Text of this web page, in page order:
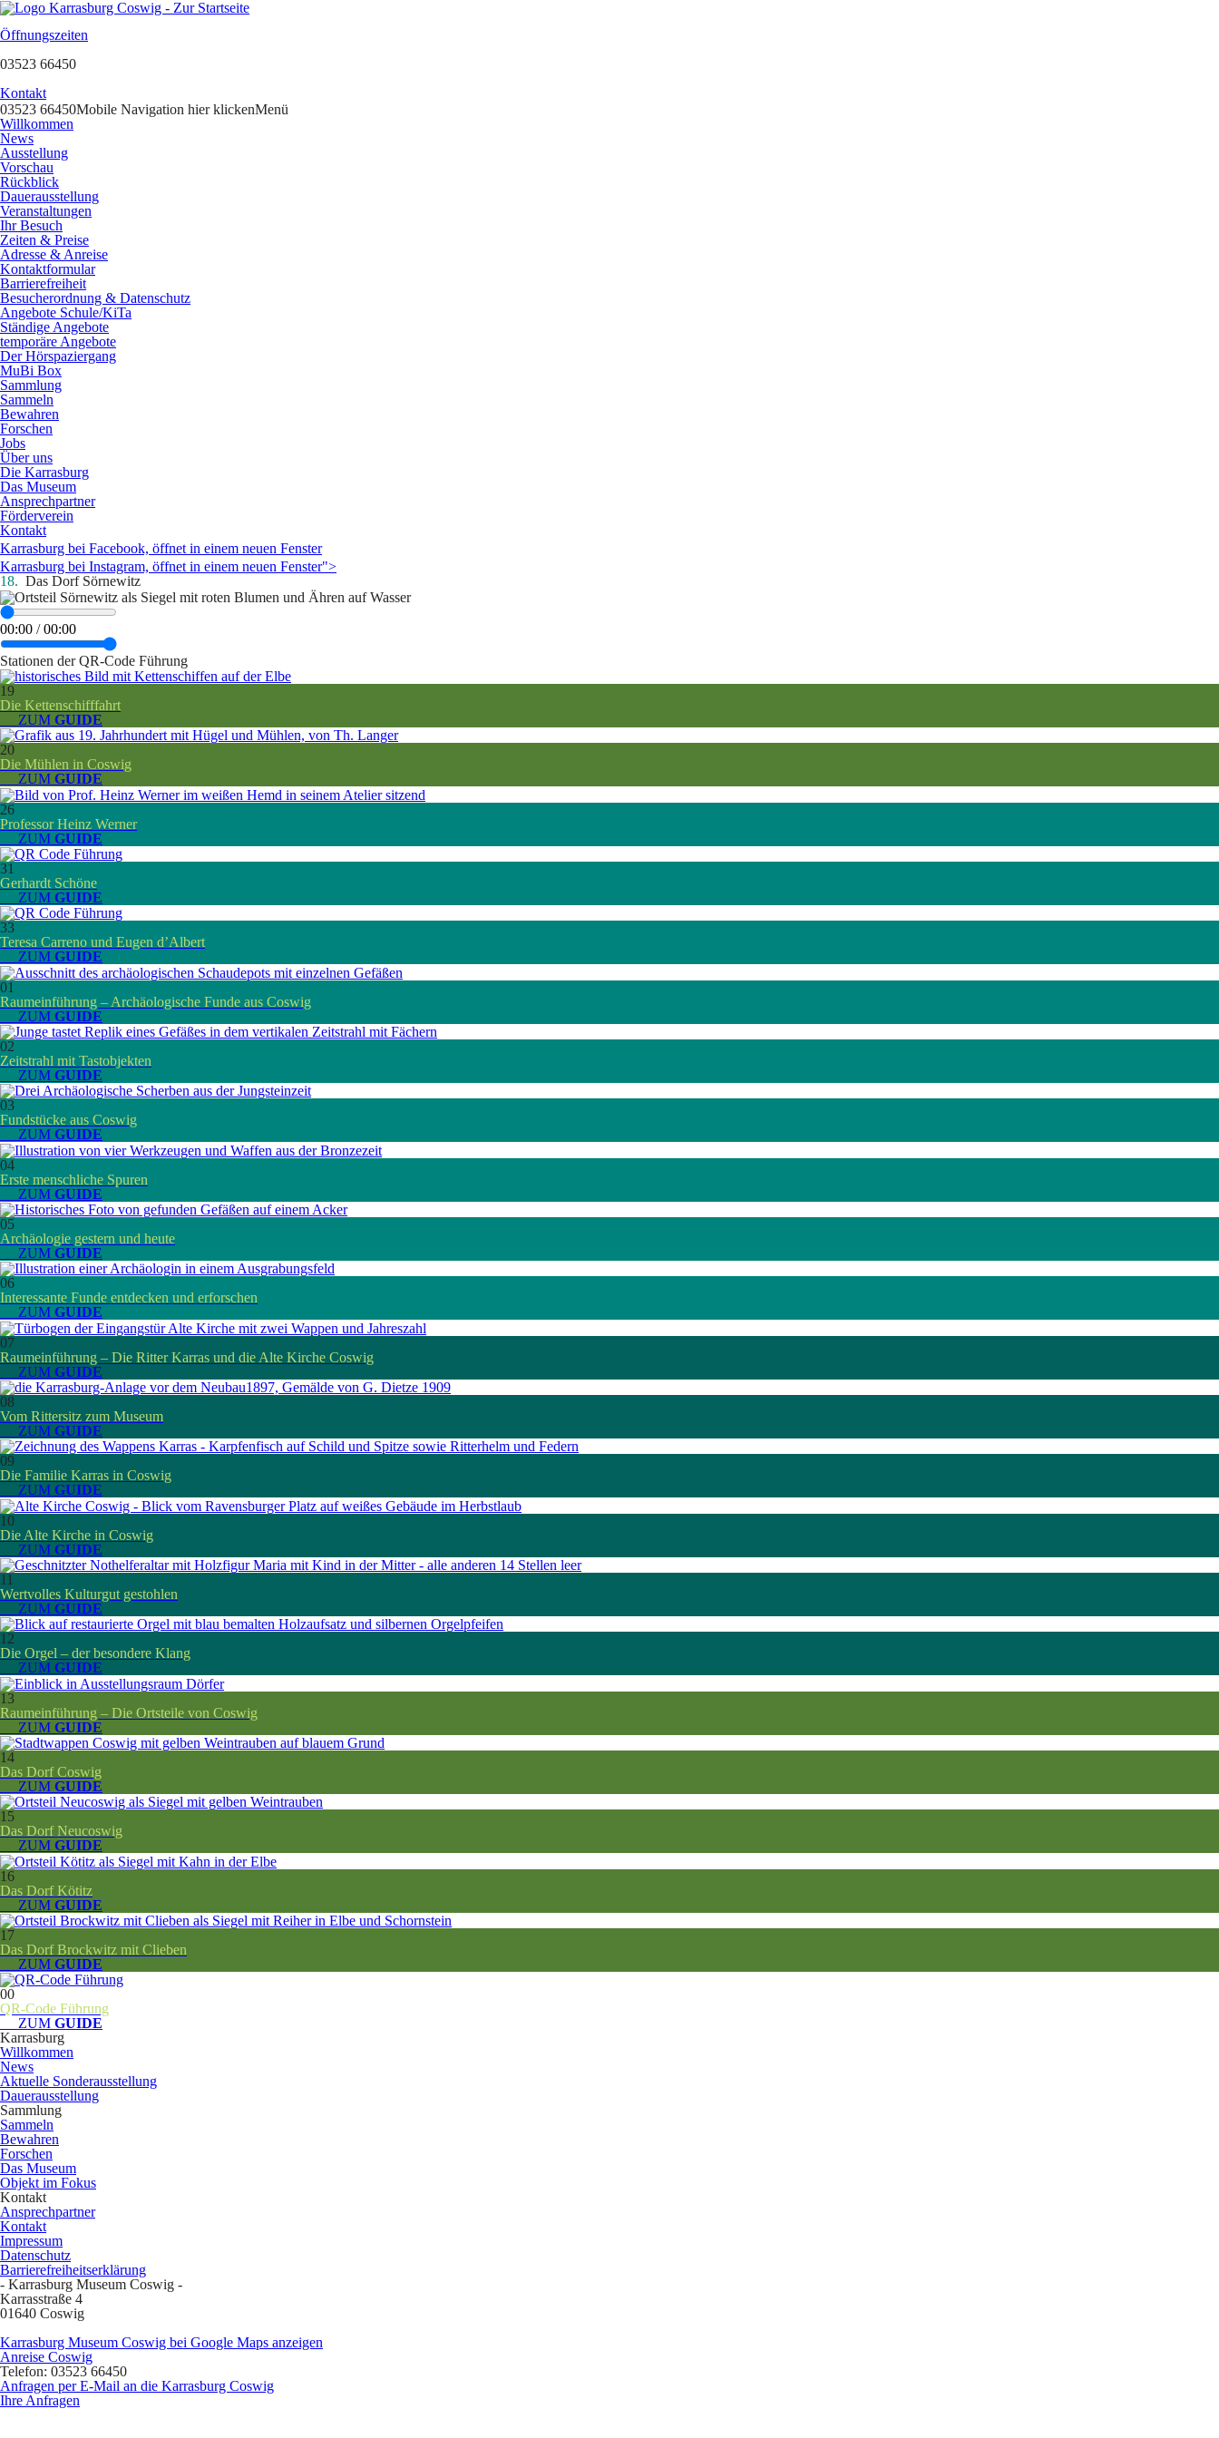
Öffnungszeiten
03523 66450
Kontakt
03523 66450Mobile Navigation hier klickenMenü
Willkommen
News
Ausstellung
Vorschau
Rückblick
Dauerausstellung
Veranstaltungen
Ihr Besuch
Zeiten & Preise
Adresse & Anreise
Kontaktformular
Barrierefreiheit
Besucherordnung & Datenschutz
Angebote Schule/KiTa
Ständige Angebote
temporäre Angebote
Der Hörspaziergang
MuBi Box
Sammlung
Sammeln
Bewahren
Forschen
Jobs
Über uns
Die Karrasburg
Das Museum
Ansprechpartner
Förderverein
Kontakt
Karrasburg bei Facebook, öffnet in einem neuen Fenster
Karrasburg bei Instagram, öffnet in einem neuen Fenster">
18. Das Dorf Sörnewitz
00:00 /00:00
Stationen der QR-Code Führung
19
Die Kettenschifffahrt
__ ZUM GUIDE
20
Die Mühlen in Coswig
__ ZUM GUIDE
26
Professor Heinz Werner
__ ZUM GUIDE
31
Gerhardt Schöne
__ ZUM GUIDE
33
Teresa Carreno und Eugen d’Albert
__ ZUM GUIDE
01
Raumeinführung – Archäologische Funde aus Coswig
__ ZUM GUIDE
02
Zeitstrahl mit Tastobjekten
__ ZUM GUIDE
03
Fundstücke aus Coswig
__ ZUM GUIDE
04
Erste menschliche Spuren
__ ZUM GUIDE
05
Archäologie gestern und heute
__ ZUM GUIDE
06
Interessante Funde entdecken und erforschen
__ ZUM GUIDE
07
Raumeinführung – Die Ritter Karras und die Alte Kirche Coswig
__ ZUM GUIDE
08
Vom Rittersitz zum Museum
__ ZUM GUIDE
09
Die Familie Karras in Coswig
__ ZUM GUIDE
10
Die Alte Kirche in Coswig
__ ZUM GUIDE
11
Wertvolles Kulturgut gestohlen
__ ZUM GUIDE
12
Die Orgel – der besondere Klang
__ ZUM GUIDE
13
Raumeinführung – Die Ortsteile von Coswig
__ ZUM GUIDE
14
Das Dorf Coswig
__ ZUM GUIDE
15
Das Dorf Neucoswig
__ ZUM GUIDE
16
Das Dorf Kötitz
__ ZUM GUIDE
17
Das Dorf Brockwitz mit Clieben
__ ZUM GUIDE
00
QR-Code Führung
__ ZUM GUIDE
Karrasburg
Willkommen
News
Aktuelle Sonderausstellung
Dauerausstellung
Sammlung
Sammeln
Bewahren
Forschen
Das Museum
Objekt im Fokus
Kontakt
Ansprechpartner
Kontakt
Impressum
Datenschutz
Barrierefreiheitserklärung
- Karrasburg Museum Coswig -
Karrasstraße 4
01640 Coswig
Karrasburg Museum Coswig bei Google Maps anzeigen
Anreise Coswig
Telefon: 03523 66450
Anfragen per E-Mail an die Karrasburg Coswig
Ihre Anfragen